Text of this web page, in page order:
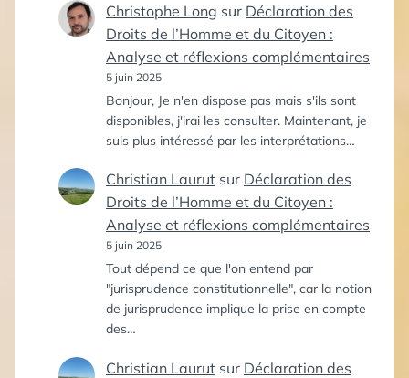
Christophe Long sur Déclaration des
Droits de l’Homme et du Citoyen :
Analyse et réflexions complémentaires
5 juin 2025
Bonjour, Je n'en dispose pas mais s'ils sont
disponibles, j'irai les consulter. Maintenant, je
suis plus intéressé par les interprétations…
Christian Laurut sur Déclaration des
Droits de l’Homme et du Citoyen :
Analyse et réflexions complémentaires
5 juin 2025
Tout dépend ce que l'on entend par
"jurisprudence constitutionnelle", car la notion
de jurisprudence implique la prise en compte
des…
Christian Laurut sur Déclaration des